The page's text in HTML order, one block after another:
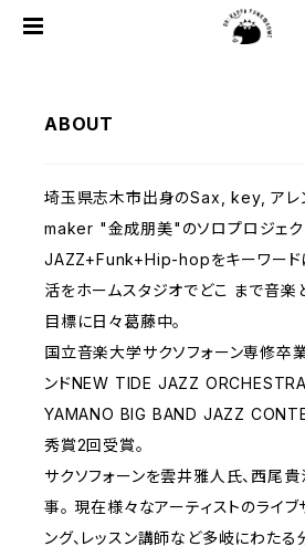
ABOUT
埼玉県志木市出身のSax, key, アレ
maker "金成朋美"のソロプロジェク
JAZZ+Funk+Hip-hopをキーワード
活をホームスタジオでどこ まで音楽
目標に日々葛藤中。
国立音楽大学サクソフォーン専修卒
ンドNEW TIDE JAZZ
YAMANO BIG BAND JAZZ
秀賞2回受賞。
サクソフォーンを雲井雅人氏、西尾
事。 現在様々なアーティストのライブ
ング、レッスン講師など多岐にわた